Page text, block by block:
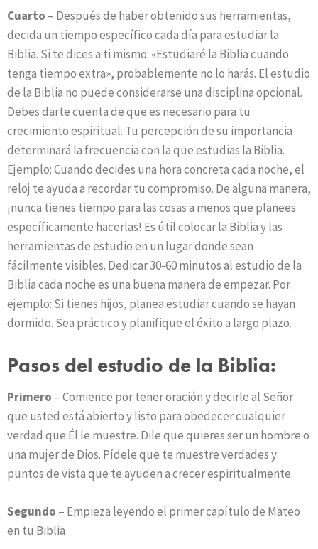
Cuarto – Después de haber obtenido sus herramientas,
decida un tiempo específico cada día para estudiar la
Biblia. Si te dices a ti mismo: «Estudiaré la Biblia cuando
tenga tiempo extra», probablemente no lo harás. El estudio
de la Biblia no puede considerarse una disciplina opcional.
Debes darte cuenta de que es necesario para tu
crecimiento espiritual. Tu percepción de su importancia
determinará la frecuencia con la que estudias la Biblia.
Ejemplo: Cuando decides una hora concreta cada noche, el
reloj te ayuda a recordar tu compromiso. De alguna manera,
¡nunca tienes tiempo para las cosas a menos que planees
específicamente hacerlas! Es útil colocar la Biblia y las
herramientas de estudio en un lugar donde sean
fácilmente visibles. Dedicar 30-60 minutos al estudio de la
Biblia cada noche es una buena manera de empezar. Por
ejemplo: Si tienes hijos, planea estudiar cuando se hayan
dormido. Sea práctico y planifique el éxito a largo plazo.
Pasos del estudio de la Biblia:
Primero – Comience por tener oración y decirle al Señor
que usted está abierto y listo para obedecer cualquier
verdad que Él le muestre. Dile que quieres ser un hombre o
una mujer de Dios. Pídele que te muestre verdades y
puntos de vista que te ayuden a crecer espiritualmente.
Segundo – Empieza leyendo el primer capítulo de Mateo
en tu Biblia